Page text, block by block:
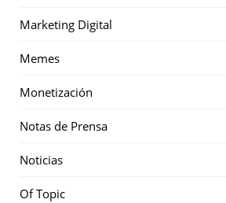
Marketing Digital
Memes
Monetización
Notas de Prensa
Noticias
Of Topic